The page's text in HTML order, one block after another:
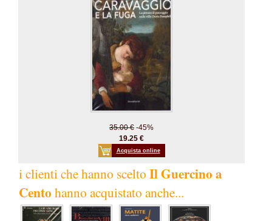
35.00 € -45%
19.25 €
Acquista online
i clienti che hanno scelto Il Guercino a
Cento hanno acquistato anche...